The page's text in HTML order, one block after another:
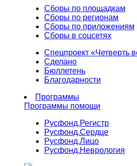
Сборы по площадкам
Сборы по регионам
Сборы по приложениям
Сборы в соцсетях
Спецпроект «Четверть
Сделано
Бюллетень
Благодарности
Программы
Программы помощи
Русфонд.Регистр
Русфонд.Сердце
Русфонд.Лицо
Русфонд.Неврология